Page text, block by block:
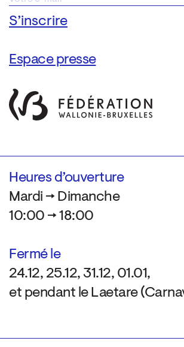
Espace presse
Heures d’ouverture
Mardi → Dimanche
10:00 → 18:00
Fermé le
24.12, 25.12, 31.12, 01.01,
et pendant le Laetare